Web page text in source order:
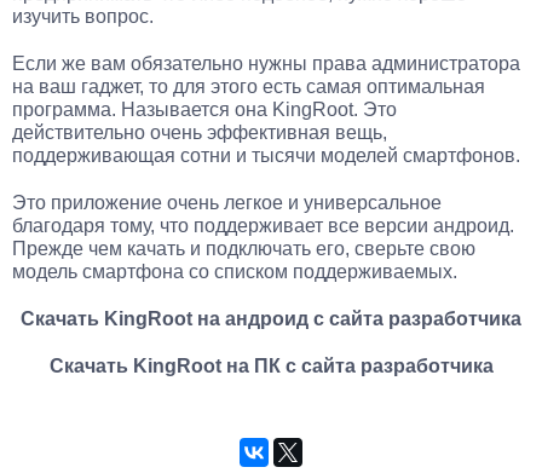
изучить вопрос.
Если же вам обязательно нужны права администратора
на ваш гаджет, то для этого есть самая оптимальная
программа. Называется она KingRoot. Это
действительно очень эффективная вещь,
поддерживающая сотни и тысячи моделей смартфонов.
Это приложение очень легкое и универсальное
благодаря тому, что поддерживает все версии андроид.
Прежде чем качать и подключать его, сверьте свою
модель смартфона со списком поддерживаемых.
Скачать KingRoot на андроид с сайта разработчика
Скачать KingRoot на ПК с сайта разработчика